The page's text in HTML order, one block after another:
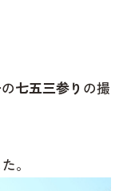
の七五三参り の撮
。